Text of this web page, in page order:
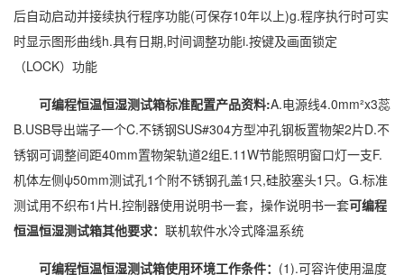
后自动启动并接续执行程序功能(可保存10年以上)g.程序执行时可实
时显示图形曲线h.具有日期,时间调整功能i.按键及画面锁定
（LOCK）功能
可编程恒温恒湿测试箱标准配置产品资料:A.电源线4.0mm²x3蕊
B.USB导出端子一个C.不锈钢SUS#304方型冲孔钢板置物架2片D.不
锈钢可调整间距40mm置物架轨道2组E.11W节能照明窗口灯一支F.
机体左侧ψ50mm测试孔1个附不锈钢孔盖1只,硅胶塞头1只。G.标准
测试用不织布1片H.控制器使用说明书一套，操作说明书一套可编程
恒温恒湿测试箱其他要求： 联机软件水冷式降温系统
可编程恒温恒湿测试箱使用环境工作条件： (1).可容许使用温度